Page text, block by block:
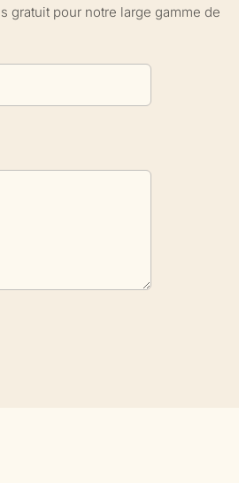
gratuit pour notre large gamme de